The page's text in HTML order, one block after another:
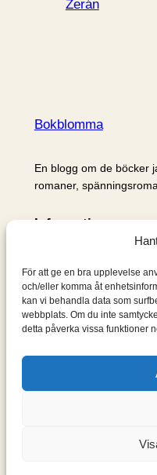
För att ge en bra upplevelse
och/eller komma åt
kan vi behandla data som
webbplats. Om du inte
detta påverka vissa funktioner
Zerán
Bokblomma
En blogg om de böcker
romaner,
Information
Om mig & om bloggen
S
ö
k